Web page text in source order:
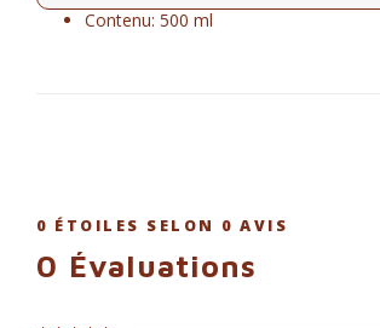
Contenu: 500 ml
0 ÉTOILES SELON 0 AVIS
0 Évaluations